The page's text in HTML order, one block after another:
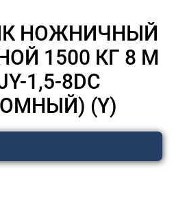
НОЖНИЧНЫЙ
1500 КГ 8 М
1,5-8DC
(Y)